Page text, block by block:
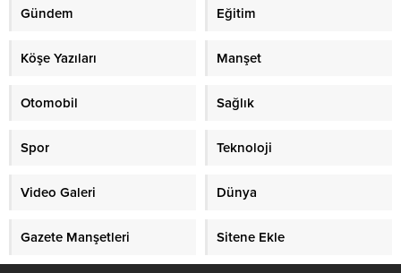
Gündem Eğitim
Köşe Yazıları Manşet
Otomobil Sağlık
Spor Teknoloji
Video Galeri Dünya
Gazete Manşetleri Sitene Ekle